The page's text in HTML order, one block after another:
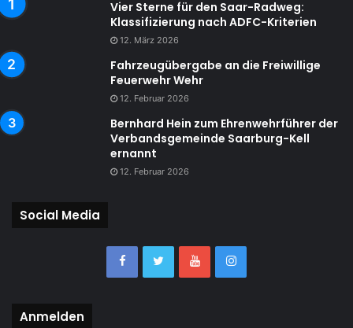
Vier Sterne für den Saar-Radweg:
Klassifizierung nach ADFC-Kriterien
12. März 2026
Fahrzeugübergabe an die Freiwillige
Feuerwehr Wehr
12. Februar 2026
Bernhard Hein zum Ehrenwehrführer der
Verbandsgemeinde Saarburg-Kell
ernannt
12. Februar 2026
Social Media
Anmelden